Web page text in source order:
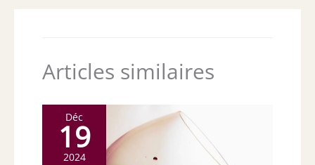
Articles similaires
Déc
19
2024